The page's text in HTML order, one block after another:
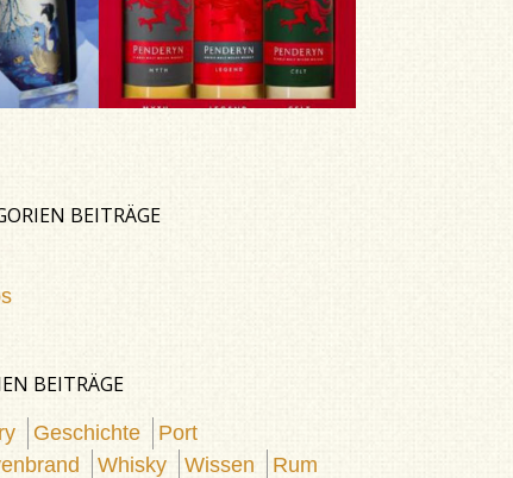
BEITRÄGE
BEITRÄGE
Geschichte
Port
Whisky Wissen
Rum